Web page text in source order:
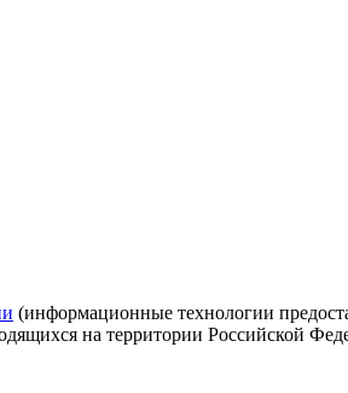
(информационные технологии
на территории Российской